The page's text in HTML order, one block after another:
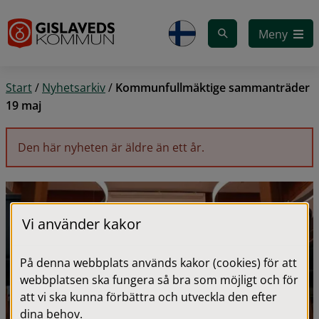
Meny
Start/ Nyhetsarkiv/ Kommunfullmäktige sammanträder
19 maj
Den här nyheten är äldre än ett år.
Vi använder kakor
På denna webbplats används kakor (cookies) för att
webbplatsen ska fungera så bra som möjligt och för
att vi ska kunna förbättra och utveckla den efter
dina behov.